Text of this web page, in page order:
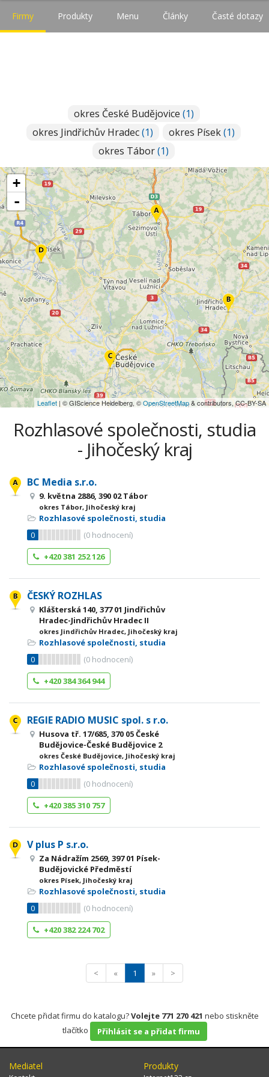
Firmy Produkty Menu Články Časté dotazy
okres České Budějovice (1)
okres Jindřichův Hradec(1) okres Písek(1)
okres Tábor(1)
+
-
Leaflet | © GIScience Heidelberg, ©OpenStreetMap& contributors, CC-BY-SA
Rozhlasové společnosti, studia
- Jihočeský kraj
BC Media s.r.o.
9. května 2886, 390 02 Tábor
okres Tábor, Jihočeský kraj
Rozhlasové společnosti, studia
0
(0 hodnocení)
+420 381 252 126
ČESKÝ ROZHLAS
Klášterská 140, 377 01 Jindřichův
Hradec-Jindřichův Hradec II
okres Jindřichův Hradec, Jihočeský kraj
Rozhlasové společnosti, studia
0
(0 hodnocení)
+420 384 364 944
REGIE RADIO MUSIC spol. s r.o.
Husova tř. 17/685, 370 05 České
Budějovice-České Budějovice 2
okres České Budějovice, Jihočeský kraj
Rozhlasové společnosti, studia
0
(0 hodnocení)
+420 385 310 757
V plus P s.r.o.
Za Nádražím 2569, 397 01 Písek-
Budějovické Předměstí
okres Písek, Jihočeský kraj
Rozhlasové společnosti, studia
0
(0 hodnocení)
+420 382 224 702
< « 1 » >
Chcete přidat firmu do katalogu?Volejte 771 270 421 nebo stiskněte
tlačítko
Přihlásit se a přidat firmu
Mediatel Produkty